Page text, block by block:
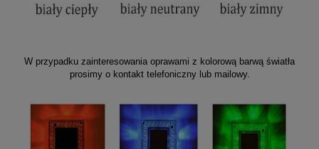
W przypadku zainteresowania oprawami z kolorową barwą światła
prosimy o kontakt telefoniczny lub mailowy.